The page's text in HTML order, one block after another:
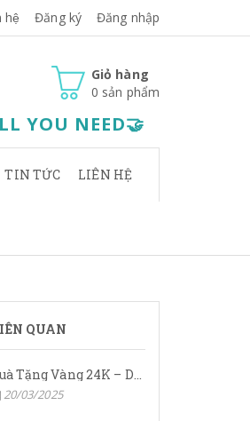
hệ Đăng ký Đăng nhập
Giỏ hàng
0 sản phẩm
YOU NEED🤝
TIN TỨC LIÊN HỆ
QUAN
Quà Tặng Vàng 24K – Dấu Ấn Sang Trọng, Giá Trị Vĩnh Cửu
20/03/2025